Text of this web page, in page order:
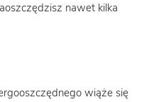
nawet kilka
wiąże się